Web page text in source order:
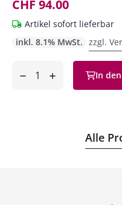
CHF 94.00
Artikel sofort lieferbar
inkl. 8.1% MwSt. zzgl.
hinzufügen
In
Alle